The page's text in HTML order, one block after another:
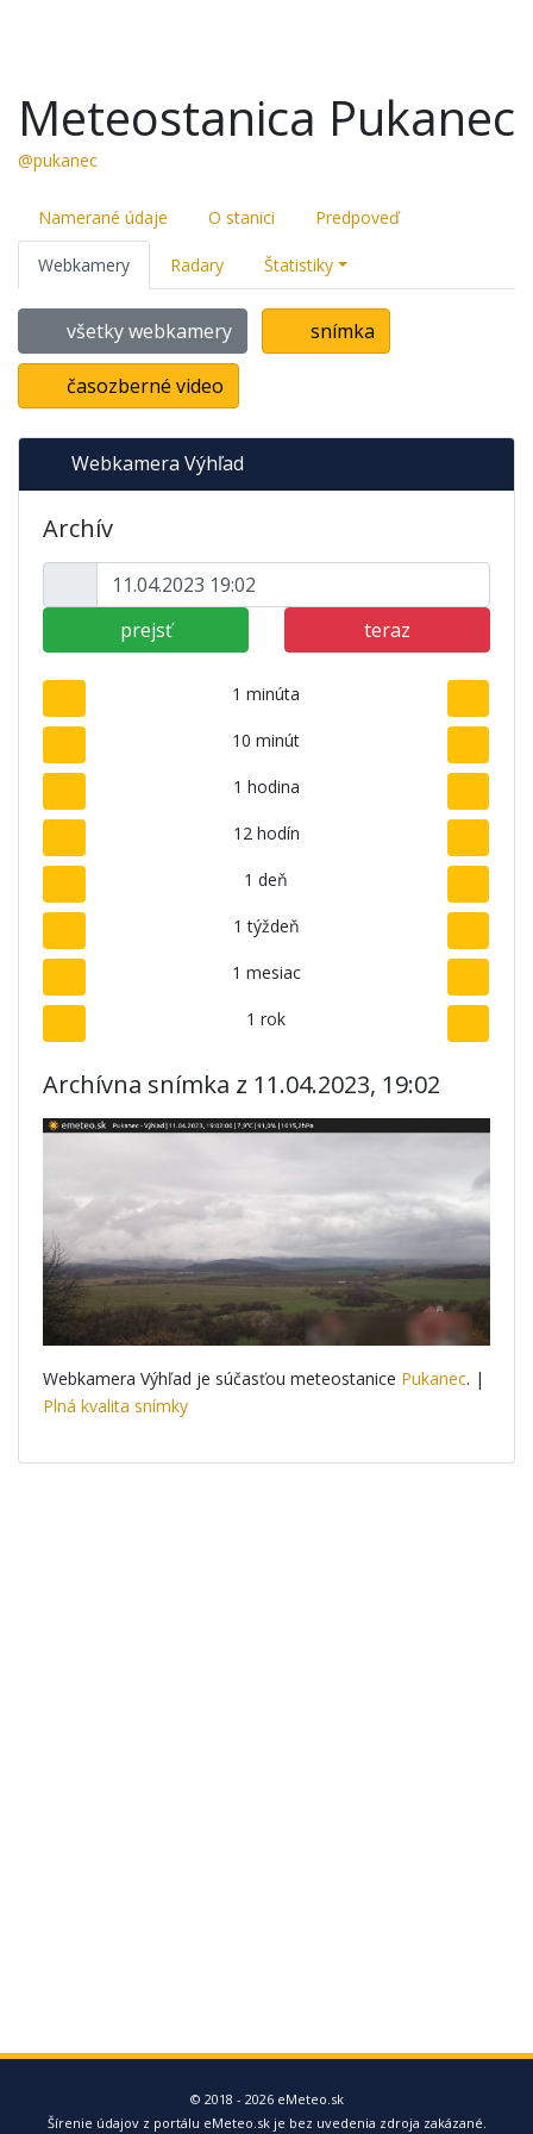
Meteostanica Pukanec
@pukanec
Namerané údaje O stanici Predpoveď
Webkamery Radary Štatistiky
všetky webkamery snímka
časozberné video
Webkamera Výhľad
Archív
prejsť teraz
1 minúta
10 minút
1 hodina
12 hodín
1 deň
1 týždeň
1 mesiac
1 rok
Archívna snímka z 11.04.2023, 19:02
Webkamera Výhľad je súčasťou meteostanice Pukanec. |
Plná kvalita snímky
© 2018 - 2026 eMeteo.sk
Šírenie údajov z portálu eMeteo.sk je bez uvedenia zdroja zakázané.